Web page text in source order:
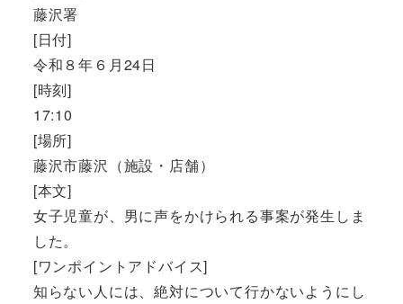
藤沢署
[日付]
令和８年６月24日
[時刻]
17:10
[場所]
藤沢市藤沢（施設・店舗）
[本文]
女子児童が、男に声をかけられる事案が発生しま
した。
[ワンポイントアドバイス]
知らない人には、絶対について行かないようにし